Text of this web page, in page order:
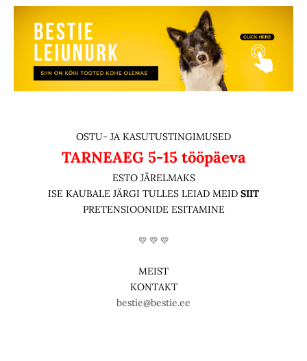
OSTU- JA KASUTUSTINGIMUSED
TARNEAEG 5-15 tööpäeva
ESTO JÄRELMAKS
ISE KAUBALE JÄRGI TULLES LEIAD MEID SIIT
PRETENSIOONIDE ESITAMINE
💛 💛 💛
MEIST
KONTAKT
bestie@bestie.ee